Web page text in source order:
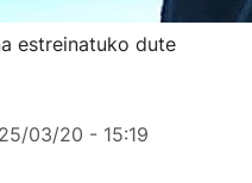
estreinatuko dute
03/20 - 15:19